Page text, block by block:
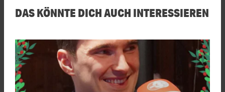
DAS KÖNNTE DICH AUCH INTERESSIEREN